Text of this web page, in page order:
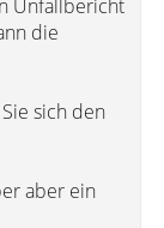
Unfallbericht
die
sich den
aber ein